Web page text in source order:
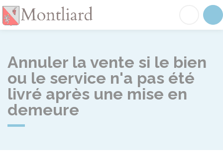
Annuler la vente si le bien
ou le service n'a pas été
livré après une mise en
demeure